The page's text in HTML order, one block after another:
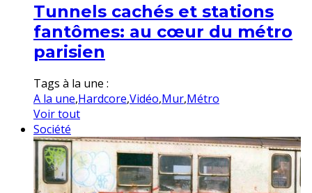
Tunnels cachés et stations
fantômes: au cœur du métro
parisien
Tags à la une :
A la une,Hardcore,Vidéo,Mur,Métro
Voir tout
Société